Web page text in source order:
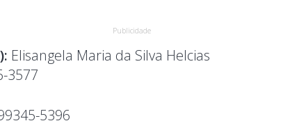
Publicidade
Elisangela Maria da Silva Helcias
3577
5396